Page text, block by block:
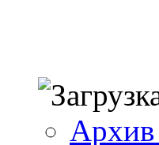
Архив